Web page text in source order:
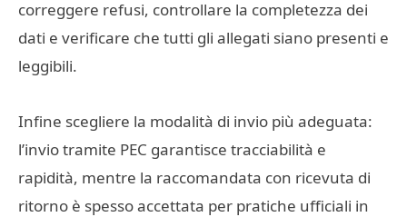
correggere refusi, controllare la completezza dei
dati e verificare che tutti gli allegati siano presenti e
leggibili.
Infine scegliere la modalità di invio più adeguata:
l’invio tramite PEC garantisce tracciabilità e
rapidità, mentre la raccomandata con ricevuta di
ritorno è spesso accettata per pratiche ufficiali in